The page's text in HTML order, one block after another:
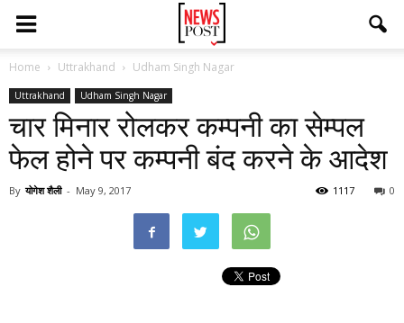
Home Uttrakhand Udham Singh Nagar
Uttrakhand Udham Singh Nagar
चार मिनार रोलकर कम्पनी का सेम्पल
फेल होने पर कम्पनी बंद करने के आदेश
By योगेश शैली - May 9, 2017 0
1117